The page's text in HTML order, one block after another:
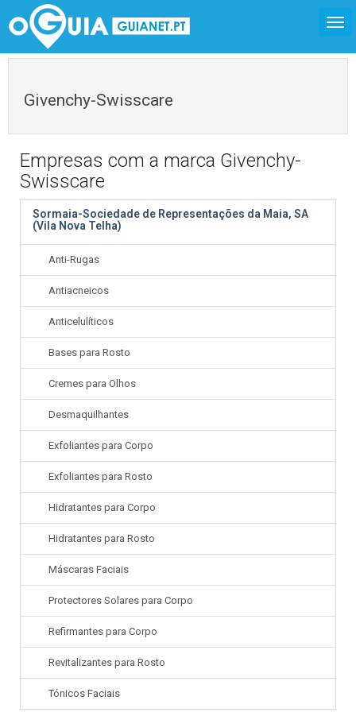
Givenchy-Swisscare
Empresas com a marca Givenchy-
Swisscare
Sormaia-Sociedade de Representações da Maia, SA
(Vila Nova Telha)
Anti-Rugas
Antiacneicos
Anticelulíticos
Bases para Rosto
Cremes para Olhos
Desmaquilhantes
Exfoliantes para Corpo
Exfoliantes para Rosto
Hidratantes para Corpo
Hidratantes para Rosto
Máscaras Faciais
Protectores Solares para Corpo
Refirmantes para Corpo
Revitalizantes para Rosto
Tónicos Faciais